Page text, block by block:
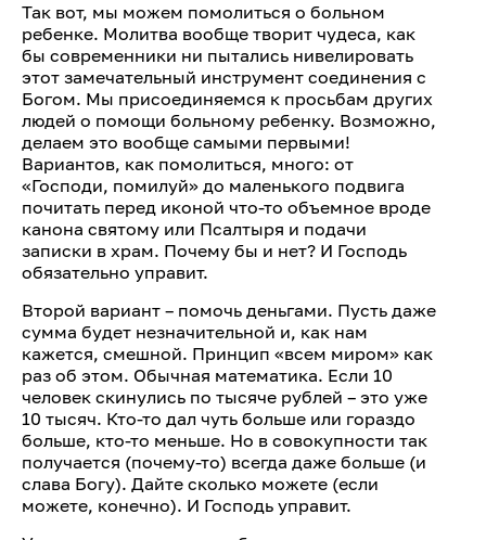
Так вот, мы можем помолиться о больном
ребенке. Молитва вообще творит чудеса, как
бы современники ни пытались нивелировать
этот замечательный инструмент соединения с
Богом. Мы присоединяемся к просьбам других
людей о помощи больному ребенку. Возможно,
делаем это вообще самыми первыми!
Вариантов, как помолиться, много: от
«Господи, помилуй» до маленького подвига
почитать перед иконой что-то объемное вроде
канона святому или Псалтыря и подачи
записки в храм. Почему бы и нет? И Господь
обязательно управит.
Второй вариант – помочь деньгами. Пусть даже
сумма будет незначительной и, как нам
кажется, смешной. Принцип «всем миром» как
раз об этом. Обычная математика. Если 10
человек скинулись по тысяче рублей – это уже
10 тысяч. Кто-то дал чуть больше или гораздо
больше, кто-то меньше. Но в совокупности так
получается (почему-то) всегда даже больше (и
слава Богу). Дайте сколько можете (если
можете, конечно). И Господь управит.